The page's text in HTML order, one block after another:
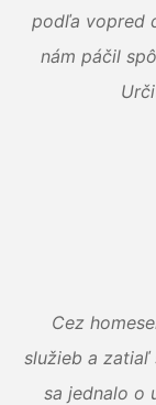
podľa vopred
nám páčil
Cez
služieb a zatiaľ
sa jednalo o